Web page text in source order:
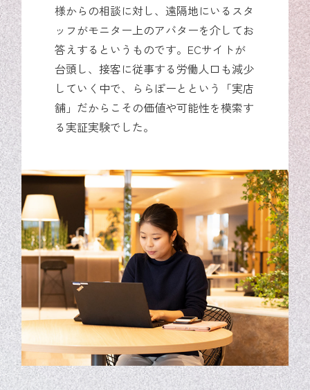
様からの相談に対し、遠隔地にいるスタ
ッフがモニター上のアバターを介してお
答えするというものです。ECサイトが
台頭し、接客に従事する労働人口も減少
していく中で、ららぽーとという「実店
舗」だからこその価値や可能性を模索す
る実証実験でした。